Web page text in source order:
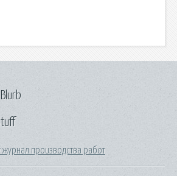
журнал производства работ